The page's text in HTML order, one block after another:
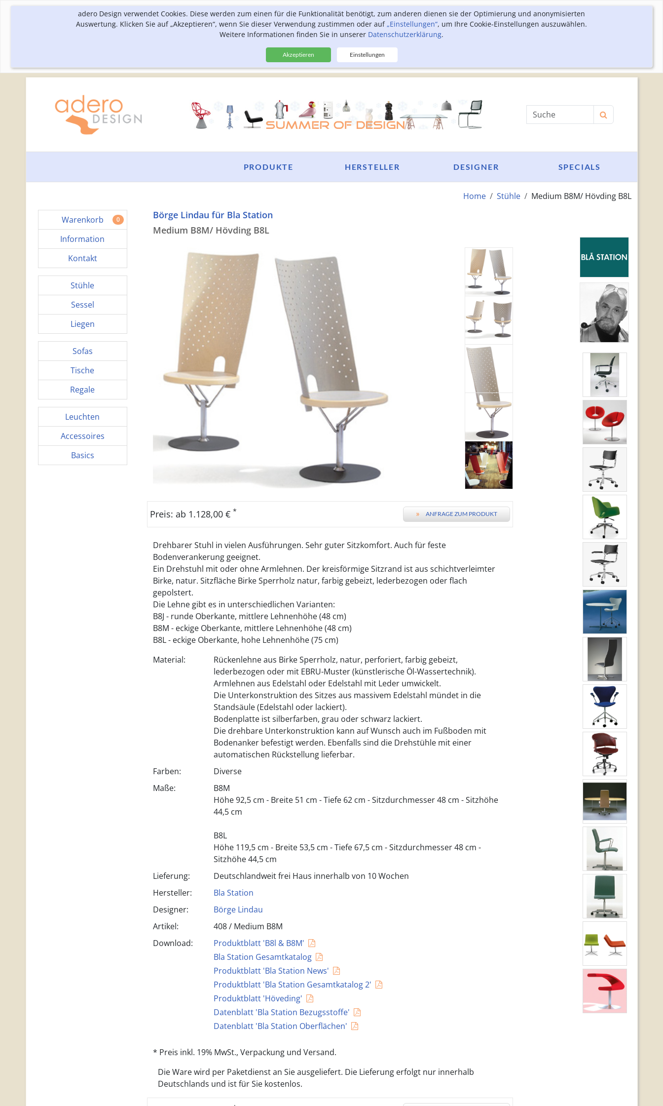
adero Design verwendet Cookies. Diese werden zum einen für die Funktionalität benötigt, zum anderen dienen sie der Optimierung und anonymisierten
Auswertung. Klicken Sie auf „Akzeptieren“, wenn Sie dieser Verwendung zustimmen oder auf„Einstellungen“, um Ihre Cookie-Einstellungen auszuwählen.
Weitere Informationen finden Sie in unserer Datenschutzerklärung.
Akzeptieren Einstellungen
Produktsuche
SPECIALS
DESIGNER
HERSTELLER
PRODUKTE
Home Stühle Medium B8M/ Hövding B8L
Warenkorb 0
Information
Kontakt
Stühle
Sessel
Liegen
Sofas
Tische
Regale
Leuchten
Accessoires
Basics
Börge Lindau für Bla Station
Medium B8M/ Hövding B8L
Preis: ab 1.128,00 € * » ANFRAGE ZUM PRODUKT
Drehbarer Stuhl in vielen Ausführungen. Sehr guter Sitzkomfort. Auch für feste
Bodenverankerung geeignet.
Ein Drehstuhl mit oder ohne Armlehnen. Der kreisförmige Sitzrand ist aus schichtverleimter
Birke, natur. Sitzfläche Birke Sperrholz natur, farbig gebeizt, lederbezogen oder flach
gepolstert.
Die Lehne gibt es in unterschiedlichen Varianten:
B8J - runde Oberkante, mittlere Lehnenhöhe (48 cm)
B8M - eckige Oberkante, mittlere Lehnenhöhe (48 cm)
B8L - eckige Oberkante, hohe Lehnenhöhe (75 cm)
Material:
Rückenlehne aus Birke Sperrholz, natur, perforiert, farbig gebeizt,
lederbezogen oder mit EBRU-Muster (künstlerische Öl-Wassertechnik).
Armlehnen aus Edelstahl oder Edelstahl mit Leder umwickelt.
Die Unterkonstruktion des Sitzes aus massivem Edelstahl mündet in die
Standsäule (Edelstahl oder lackiert).
Bodenplatte ist silberfarben, grau oder schwarz lackiert.
Die drehbare Unterkonstruktion kann auf Wunsch auch im Fußboden mit
Bodenanker befestigt werden. Ebenfalls sind die Drehstühle mit einer
automatischen Rückstellung lieferbar.
Farben:
Diverse
Maße:
B8M
Höhe 92,5 cm - Breite 51 cm - Tiefe 62 cm - Sitzdurchmesser 48 cm - Sitzhöhe
44,5 cm
B8L
Höhe 119,5 cm - Breite 53,5 cm - Tiefe 67,5 cm - Sitzdurchmesser 48 cm -
Sitzhöhe 44,5 cm
Lieferung:
Deutschlandweit frei Haus innerhalb von 10 Wochen
Hersteller:
Bla Station
Designer:
Börge Lindau
Artikel:
408 / Medium B8M
Download:
Produktblatt 'B8l & B8M'
Bla Station Gesamtkatalog
Produktblatt 'Bla Station News'
Produktblatt 'Bla Station Gesamtkatalog 2'
Produktblatt 'Höveding'
Datenblatt 'Bla Station Bezugsstoffe'
Datenblatt 'Bla Station Oberflächen'
* Preis inkl. 19% MwSt., Verpackung und Versand.
Die Ware wird per Paketdienst an Sie ausgeliefert. Die Lieferung erfolgt nur innerhalb
Deutschlands und ist für Sie kostenlos.